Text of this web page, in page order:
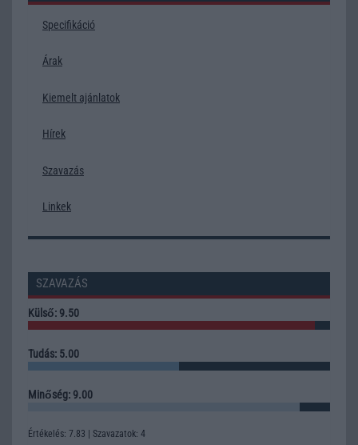
Specifikáció
Árak
Kiemelt ajánlatok
Hírek
Szavazás
Linkek
SZAVAZÁS
Külső: 9.50
Tudás: 5.00
Minőség: 9.00
Értékelés: 7.83 | Szavazatok: 4